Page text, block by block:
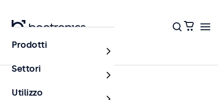
Prodotti
Settori
Utilizzo